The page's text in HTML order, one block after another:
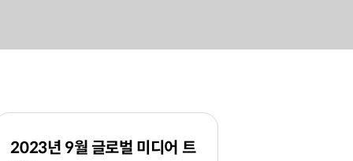
2023년 9월 글로벌 미디어 트